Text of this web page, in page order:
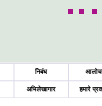
निबंध
अभिलेखागार हमारे